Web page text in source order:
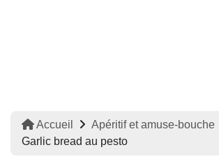
Accueil
Apéritif et amuse-bouche
Garlic bread au pesto